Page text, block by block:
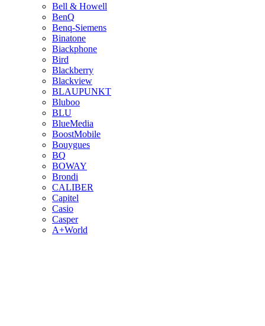
Bell & Howell
BenQ
Benq-Siemens
Binatone
Biackphone
Bird
Blackberry
Blackview
BLAUPUNKT
Bluboo
BLU
BlueMedia
BoostMobile
Bouygues
BQ
BOWAY
Brondi
CALIBER
Capitel
Casio
Casper
A+World